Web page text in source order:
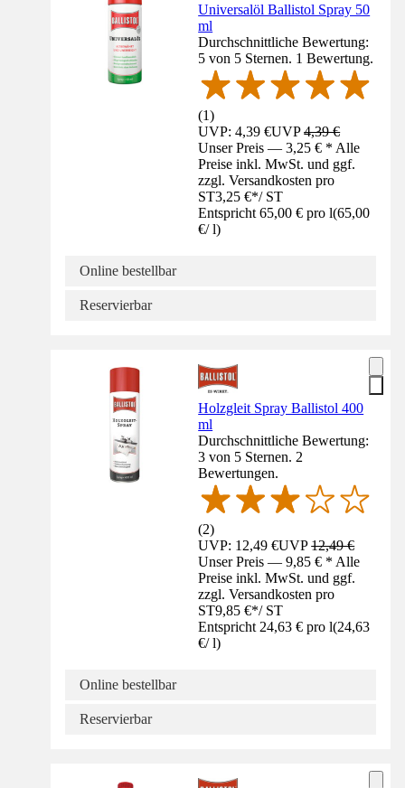
Universalöl Ballistol Spray 50
ml
Durchschnittliche Bewertung:
5 von 5 Sternen. 1 Bewertung.
(1)
UVP: 4,39 €UVP4,39 €
Unser Preis — 3,25 € * Alle
Preise inkl. MwSt. und ggf.
zzgl. Versandkosten pro
ST3,25 €*/ ST
Entspricht 65,00 € pro l(65,00
€/ l)
Online bestellbar
Reservierbar
Holzgleit Spray Ballistol 400
ml
Durchschnittliche Bewertung:
3 von 5 Sternen. 2
Bewertungen.
(2)
UVP: 12,49 €UVP12,49 €
Unser Preis — 9,85 € * Alle
Preise inkl. MwSt. und ggf.
zzgl. Versandkosten pro
ST9,85 €*/ ST
Entspricht 24,63 € pro l(24,63
€/ l)
Online bestellbar
Reservierbar